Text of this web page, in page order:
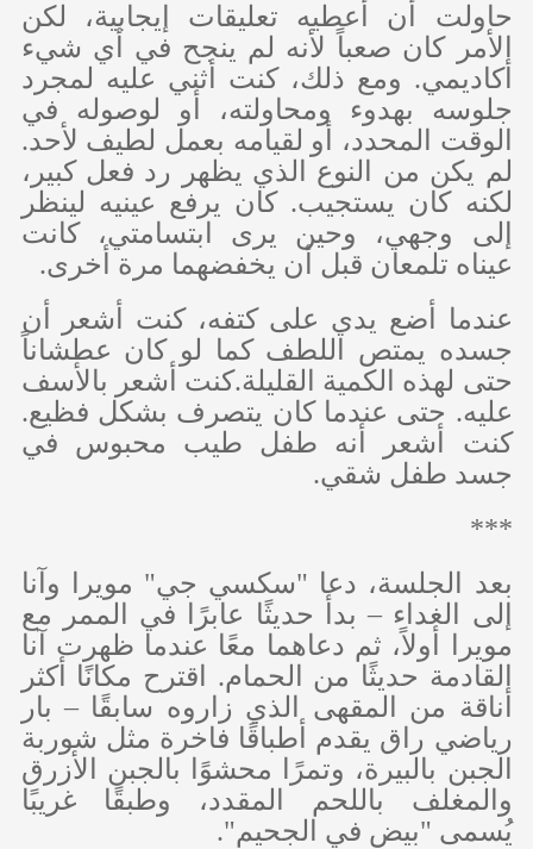
حاولت أن أعطيه تعليقات إيجابية، لكن
الأمر كان صعباً لأنه لم ينجح في أي شيء
أكاديمي. ومع ذلك، كنت أثني عليه لمجرد
جلوسه بهدوء ومحاولته، أو لوصوله في
الوقت المحدد، أو لقيامه بعمل لطيف لأحد.
لم يكن من النوع الذي يظهر رد فعل كبير،
لكنه كان يستجيب. كان يرفع عينيه لينظر
إلى وجهي، وحين يرى ابتسامتي، كانت
عيناه تلمعان قبل أن يخفضهما مرة أخرى.
عندما أضع يدي على كتفه، كنت أشعر أن
جسده يمتص اللطف كما لو كان عطشاناً
حتى لهذه الكمية القليلة.كنت أشعر بالأسف
عليه. حتى عندما كان يتصرف بشكل فظيع.
كنت أشعر أنه طفل طيب محبوس في
جسد طفل شقي.
***
بعد الجلسة، دعا "سكسي جي" مويرا وآنا
إلى الغداء – بدأ حديثًا عابرًا في الممر مع
مويرا أولاً، ثم دعاهما معًا عندما ظهرت آنا
القادمة حديثًا من الحمام. اقترح مكانًا أكثر
أناقة من المقهى الذي زاروه سابقًا – بار
رياضي راق يقدم أطباقًا فاخرة مثل شوربة
الجبن بالبيرة، وتمرًا محشوًا بالجبن الأزرق
والمغلف باللحم المقدد، وطبقًا غريبًا
يُسمى "بيض في الجحيم".